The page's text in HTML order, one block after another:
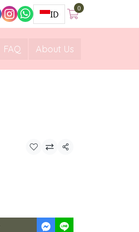
ID
0
FAQ About Us
Share